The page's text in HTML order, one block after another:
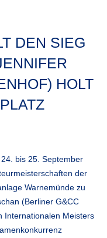
DEN SIEG
HOLT
bis 25. September
der
Warnemünde zu
(Berliner G&CC
Internationalen Meisters